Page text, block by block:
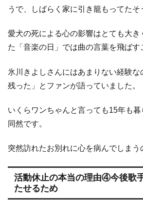
うで、しばらく家に引き籠もってたそ
愛犬の死による心の影響はとても大き
た「音楽の日」では曲の言葉を飛ばす
氷川きよしさんにはあまりない経験な
残った」とファンが語っていました。
いくらワンちゃんと言っても15年も
同然です。
突然訪れたお別れに心を病んでしまう
活動休止の本当の理由④今後歌
たせるため